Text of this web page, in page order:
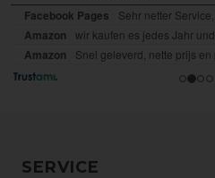
SERVICE